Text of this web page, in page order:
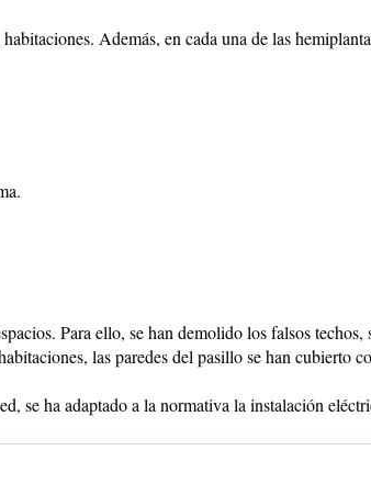
Además, en cada una de las
Para ello, se han demolido los falsos
las paredes del pasillo se han cubierto
se ha adaptado a la normativa la instalación